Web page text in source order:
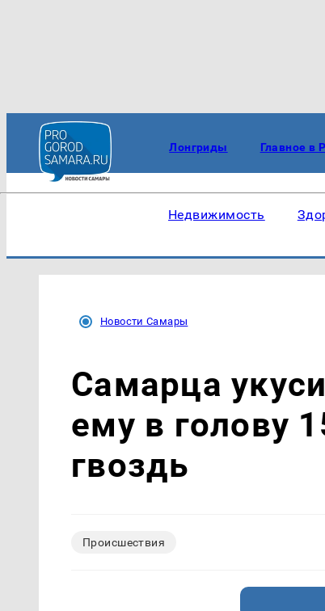
Лонгриды Главное в
Недвижимость
Новости Самары
Самарца
ему в голову
гвоздь
Происшествия